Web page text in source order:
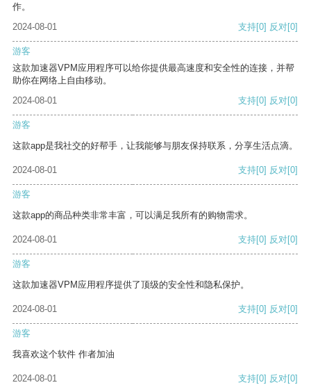
作。
2024-08-01
支持[0] 反对[0]
游客
这款加速器VPM应用程序可以给你提供最高速度和安全性的连接，并帮
助你在网络上自由移动。
2024-08-01
支持[0] 反对[0]
游客
这款app是我社交的好帮手，让我能够与朋友保持联系，分享生活点滴。
2024-08-01 支持[0] 反对[0]
游客
这款app的商品种类非常丰富，可以满足我所有的购物需求。
2024-08-01 支持[0] 反对[0]
游客
这款加速器VPM应用程序提供了顶级的安全性和隐私保护。
2024-08-01 支持[0] 反对[0]
游客
我喜欢这个软件 作者加油
2024-08-01 支持[0] 反对[0]